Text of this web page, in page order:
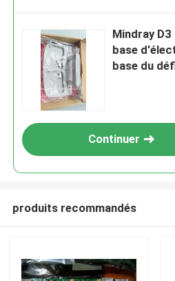
Mindray
base
base du
Continuer
produits recommandés